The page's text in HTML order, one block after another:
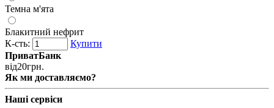
Темна м'ята
Блакитний нефрит
К-сть:
Купити
ПриватБанк
від20грн.
Як ми доставляємо?
Наші сервіси